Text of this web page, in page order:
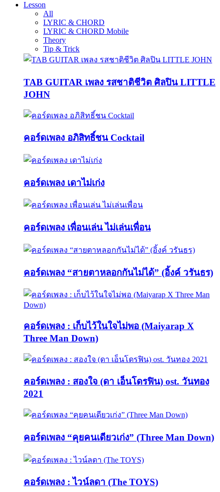
Lesson
All
LYRIC & CHORD
LYRIC & CHORD Mobile
Theory
Tip & Trick
TAB GUITAR เพลง รสชาติชีวิต ศิลปิน LITTLE
JOHN
คอร์ดเพลง อภิสิทธิ์ชน Cocktail
คอร์ดเพลง เดาไม่เก่ง
คอร์ดเพลง เพื่อนเล่น ไม่เล่นเพื่อน
คอร์ดเพลง “สายตาหลอกกันไม่ได้” (อิ้งค์ วรันธร)
คอร์ดเพลง : เก็บไว้ในใจไม่พอ (Maiyarap X
Three Man Down)
คอร์ดเพลง : สองใจ (ดา เอ็นโดรฟิน) ost. วันทอง
2021
คอร์ดเพลง “คุยคนเดียวเก่ง” (Three Man Down)
คอร์ดเพลง : ไวน์ลดา (The TOYS)